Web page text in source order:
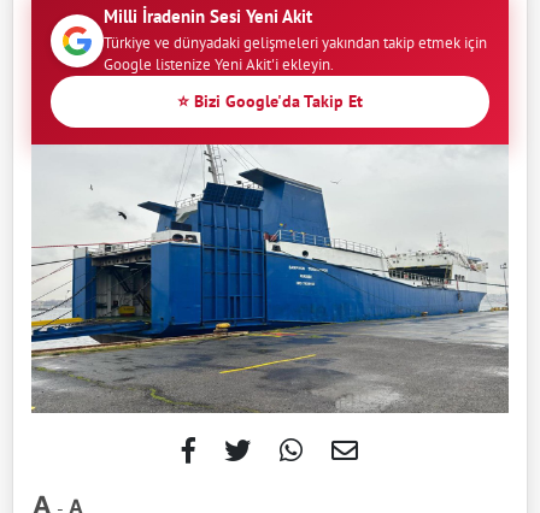
Milli İradenin Sesi Yeni Akit
Türkiye ve dünyadaki gelişmeleri yakından takip etmek için
Google listenize Yeni Akit'i ekleyin.
⭐ Bizi Google'da Takip Et